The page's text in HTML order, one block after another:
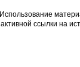
Использование
активной ссылки на